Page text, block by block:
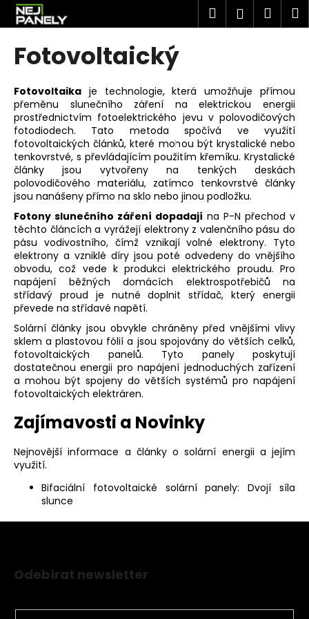
Přejít
obsah
Hledat
Fotovoltaický
Fotovoltaika je technologie, která umožňuje přímou
přeměnu slunečního záření na elektrickou energii
prostřednictvím fotoelektrického jevu v polovodičových
fotodiodech. Tato metoda spočívá ve využití
fotovoltaických článků, které mohou být krystalické nebo
tenkovrstvé, s převládajícím použitím křemíku. Krystalické
články jsou vytvořeny na tenkých deskách
polovodičového materiálu, zatímco tenkovrstvé články
jsou nanášeny přímo na sklo nebo jinou podložku​​.
Fotony slunečního záření dopadají na P-N přechod v
těchto článcích a vyrážejí elektrony z valenčního pásu do
pásu vodivostního, čímž vznikají volné elektrony. Tyto
elektrony a vzniklé díry jsou poté odvedeny do vnějšího
obvodu, což vede k produkci elektrického proudu. Pro
napájení běžných domácích elektrospotřebičů na
střídavý proud je nutné doplnit střídač, který energii
převede na střídavé napětí​​.
Solární články jsou obvykle chráněny před vnějšími vlivy
sklem a plastovou fólií a jsou spojovány do větších celků,
fotovoltaických panelů. Tyto panely poskytují
dostatečnou energii pro napájení jednoduchých zařízení
a mohou být spojeny do větších systémů pro napájení
fotovoltaických elektráren​​.
Zajímavosti a Novinky
Nejnovější informace a články o solární energii a jejím
využití.
Bifaciální fotovoltaické solární panely: Dvojí síla
slunce
o
o
p
o
t
ř
e
b
u
j
e
t
e
n
a
j
í
t
?
o
u
Odebírat newsletter